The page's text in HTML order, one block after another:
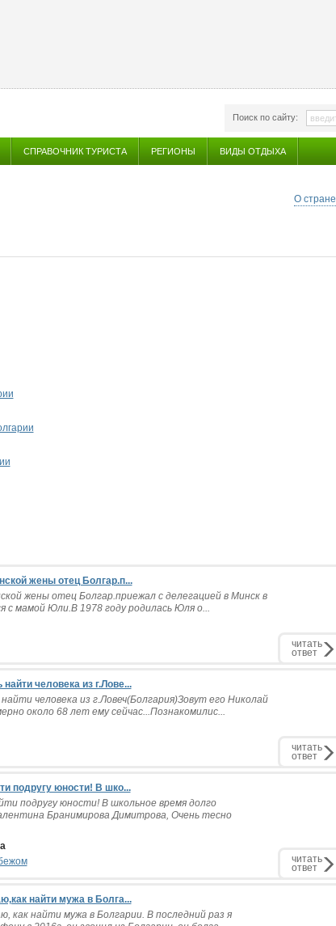
Поиск по сайту:
СПРАВОЧНИК ТУРИСТА РЕГИОНЫ ВИДЫ ОТДЫХА
О стране
жены отец Болгар.п...
жены отец Болгар.приежал с делегацией в Минск в
с мамой Юли.В 1978 году родилась Юля о...
читать
ответ
человека из г.Лове...
человека из г.Ловеч(Болгария)Зовут его Николай
около 68 лет ему сейчас...Познакомилис...
читать
ответ
подругу юности! В шко...
подругу юности! В школьное время долго
Бранимирова Димитрова, Очень тесно
читать
ответ
найти мужа в Болга...
как найти мужа в Болгарии. В последний раз я